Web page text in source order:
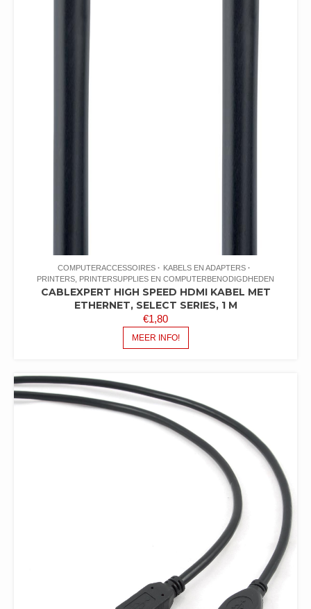
COMPUTERACCESSOIRES
KABELS EN ADAPTERS
PRINTERS, PRINTERSUPPLIES EN COMPUTERBENODIGDHEDEN
CABLEXPERT HIGH SPEED HDMI KABEL MET
ETHERNET, SELECT SERIES, 1 M
€1,80
MEER INFO!